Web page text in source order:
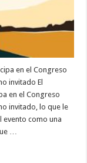
en el Congreso
invitado El
en el Congreso
invitado, lo que le
como una
…